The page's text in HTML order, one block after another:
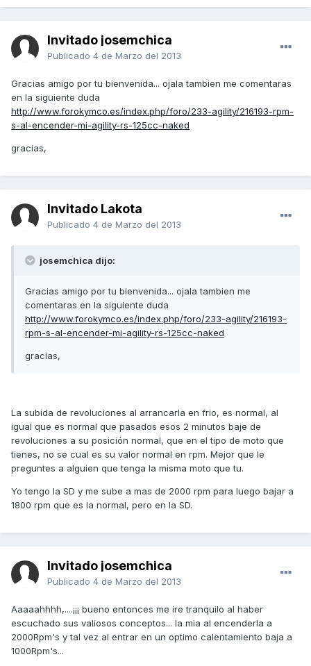
Invitado josemchica
Publicado 4 de Marzo del 2013
Gracias amigo por tu bienvenida... ojala tambien me comentaras
en la siguiente duda
http://www.forokymco.es/index.php/foro/233-agility/216193-rpm-
s-al-encender-mi-agility-rs-125cc-naked
gracias,
Invitado Lakota
Publicado 4 de Marzo del 2013
josemchica dijo:
Gracias amigo por tu bienvenida... ojala tambien me
comentaras en la siguiente duda
http://www.forokymco.es/index.php/foro/233-agility/216193-
rpm-s-al-encender-mi-agility-rs-125cc-naked
gracias,
La subida de revoluciones al arrancarla en frio, es normal, al
igual que es normal que pasados esos 2 minutos baje de
revoluciones a su posición normal, que en el tipo de moto que
tienes, no se cual es su valor normal en rpm. Mejor que le
preguntes a alguien que tenga la misma moto que tu.
Yo tengo la SD y me sube a mas de 2000 rpm para luego bajar a
1800 rpm que es la normal, pero en la SD.
Invitado josemchica
Publicado 4 de Marzo del 2013
Aaaaahhhh,....¡¡¡ bueno entonces me ire tranquilo al haber
escuchado sus valiosos conceptos... la mia al encenderla a
2000Rpm's y tal vez al entrar en un optimo calentamiento baja a
1000Rpm's...